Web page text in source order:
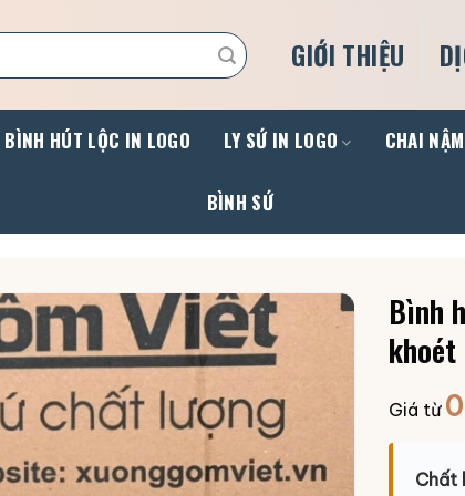
GIỚI THIỆU
BÌNH HÚT LỘC IN LOGO LY SỨ IN LOGO CHAI
BÌNH SỨ
Bình
khoét
Giá từ
Chất